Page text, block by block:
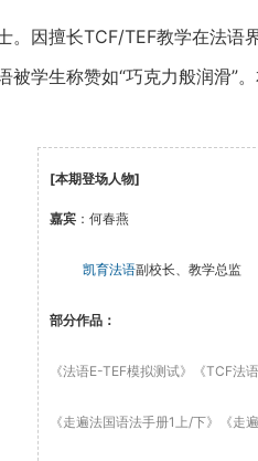
。因擅长TCF/TEF教学在法
被学生称赞如“巧克力般润滑”
[本期登场人物]
嘉宾：何春燕
凯育法语副校长、教学总监
部分作品：
《法语E-TEF模拟测试》 《TCF法
《走遍法国语法手册1上/下》 《走